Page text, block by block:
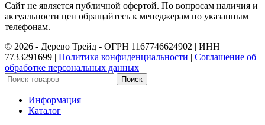
Сайт не является публичной офертой. По вопросам наличия и
актуальности цен обращайтесь к менеджерам по указанным
телефонам.
©️ 2026 - Дерево Трейд - ОГРН 1167746624902 | ИНН
7733291699 | Политика конфиденциальности | Соглашение об
обработке персональных данных
Поиск
Информация
Каталог